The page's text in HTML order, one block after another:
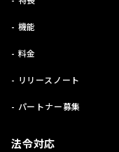
- 機能
- 料金
- リリースノート
- パートナー募集
法令対応